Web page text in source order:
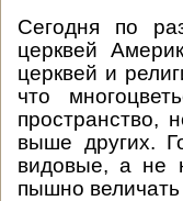
Сегодня по
церквей
церквей и
что
пространство,
выше других.
видовые, а не
пышно